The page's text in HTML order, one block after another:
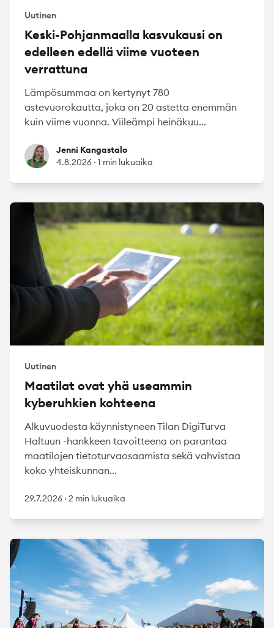
Uutinen
Keski-Pohjanmaalla kasvukausi on
edelleen edellä viime vuoteen
verrattuna
Lämpösummaa on kertynyt 780
astevuorokautta, joka on 20 astetta enemmän
kuin viime vuonna. Viileämpi heinäkuu...
Jenni Kangastalo
Jenni Kangastalo
4.8.2026 · 1 min lukuaika
Uutinen
Maatilat ovat yhä useammin
kyberuhkien kohteena
Alkuvuodesta käynnistyneen Tilan DigiTurva
Haltuun -hankkeen tavoitteena on parantaa
maatilojen tietoturvaosaamista sekä vahvistaa
koko yhteiskunnan...
29.7.2026 · 2 min lukuaika